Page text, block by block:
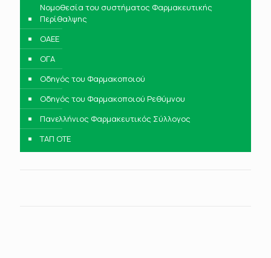
Νομοθεσία του συστήματος Φαρμακευτικής
Περίθαλψης
ΟΑΕΕ
ΟΓΑ
Οδηγός του Φαρμακοποιού
Οδηγός του Φαρμακοποιού Ρεθύμνου
Πανελλήνιος Φαρμακευτικός Σύλλογος
ΤΑΠ ΟΤΕ